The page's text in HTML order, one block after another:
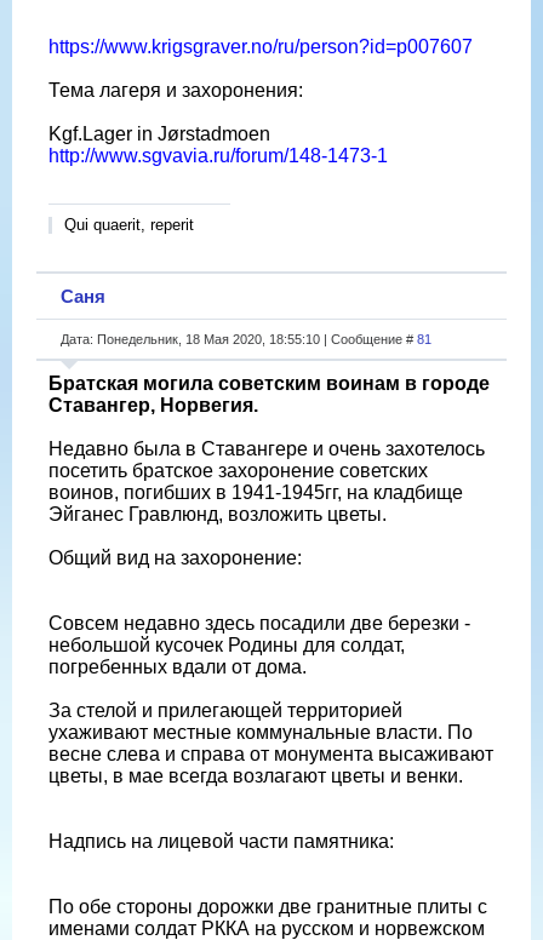
https://www.krigsgraver.no/ru/person?id=p007607
Тема лагеря и захоронения:
Kgf.Lager in Jørstadmoen
http://www.sgvavia.ru/forum/148-1473-1
Qui quaerit, reperit
Саня
Дата: Понедельник, 18 Мая 2020, 18:55:10 | Сообщение # 81
Братская могила советским воинам в городе
Ставангер, Норвегия.
Недавно была в Ставангере и очень захотелось
посетить братское захоронение советских
воинов, погибших в 1941-1945гг, на кладбище
Эйганес Гравлюнд, возложить цветы.
Общий вид на захоронение:
Совсем недавно здесь посадили две березки -
небольшой кусочек Родины для солдат,
погребенных вдали от дома.
За стелой и прилегающей территорией
ухаживают местные коммунальные власти. По
весне слева и справа от монумента высаживают
цветы, в мае всегда возлагают цветы и венки.
Надпись на лицевой части памятника:
По обе стороны дорожки две гранитные плиты с
именами солдат РККА на русском и норвежском